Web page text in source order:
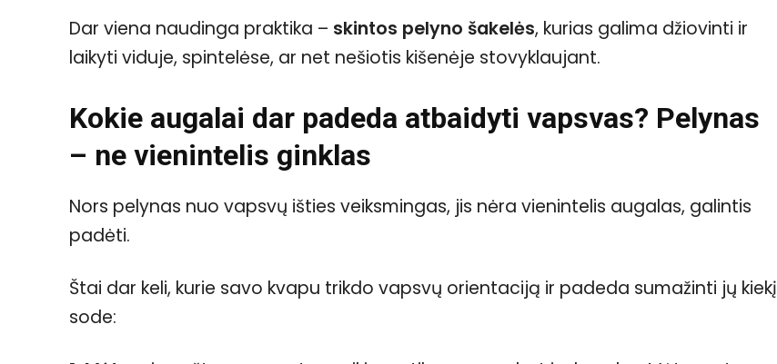
Dar viena naudinga praktika – skintos pelyno šakelės, kurias galima džiovinti ir
laikyti viduje, spintelėse, ar net nešiotis kišenėje stovyklaujant.
Kokie augalai dar padeda atbaidyti vapsvas? Pelynas
– ne vienintelis ginklas
Nors pelynas nuo vapsvų išties veiksmingas, jis nėra vienintelis augalas, galintis
padėti.
Štai dar keli, kurie savo kvapu trikdo vapsvų orientaciją ir padeda sumažinti jų kiekį
sode: